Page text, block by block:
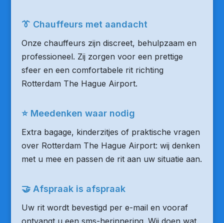
👔 Chauffeurs met aandacht
Onze chauffeurs zijn discreet, behulpzaam en
professioneel. Zij zorgen voor een prettige
sfeer en een comfortabele rit richting
Rotterdam The Hague Airport.
⭐ Meedenken waar nodig
Extra bagage, kinderzitjes of praktische vragen
over Rotterdam The Hague Airport: wij denken
met u mee en passen de rit aan uw situatie aan.
🤝 Afspraak is afspraak
Uw rit wordt bevestigd per e-mail en vooraf
ontvangt u een sms-herinnering. Wij doen wat